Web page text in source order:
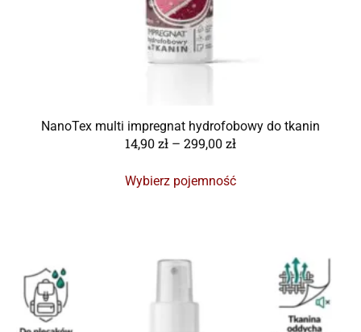
NanoTex multi impregnat hydrofobowy do tkanin
14,90zł – 299,00zł
Wybierz pojemność